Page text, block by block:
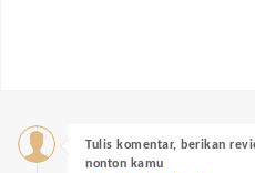
Tulis komentar, berikan
nonton kamu